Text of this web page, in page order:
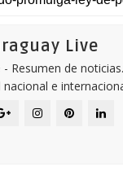
Live
- Resumen de
nacional e